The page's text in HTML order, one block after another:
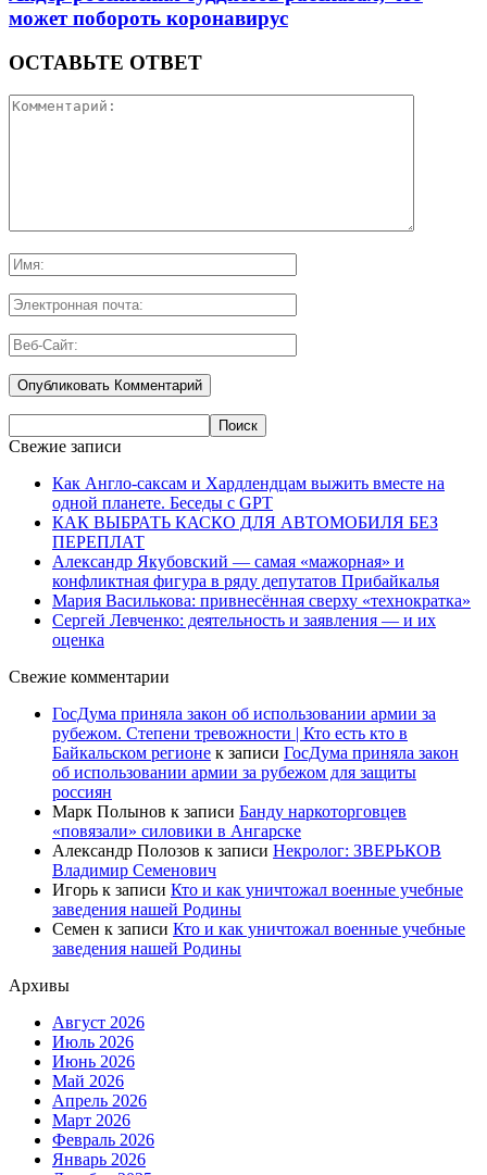
может побороть коронавирус
ОСТАВЬТЕ ОТВЕТ
Свежие записи
Как Англо-саксам и Хардлендцам выжить вместе на
одной планете. Беседы с GPT
КАК ВЫБРАТЬ КАСКО ДЛЯ АВТОМОБИЛЯ БЕЗ
ПЕРЕПЛАТ
Александр Якубовский — самая «мажорная» и
конфликтная фигура в ряду депутатов Прибайкалья
Мария Василькова: привнесённая сверху «технократка»
Сергей Левченко: деятельность и заявления — и их
оценка
Свежие комментарии
ГосДума приняла закон об использовании армии за
рубежом. Степени тревожности | Кто есть кто в
Байкальском регионе к записи ГосДума приняла закон
об использовании армии за рубежом для защиты
россиян
Марк Полынов к записи Банду наркоторговцев
«повязали» силовики в Ангарске
Александр Полозов к записи Некролог: ЗВЕРЬКОВ
Владимир Семенович
Игорь к записи Кто и как уничтожал военные учебные
заведения нашей Родины
Семен к записи Кто и как уничтожал военные учебные
заведения нашей Родины
Архивы
Август 2026
Июль 2026
Июнь 2026
Май 2026
Апрель 2026
Март 2026
Февраль 2026
Январь 2026